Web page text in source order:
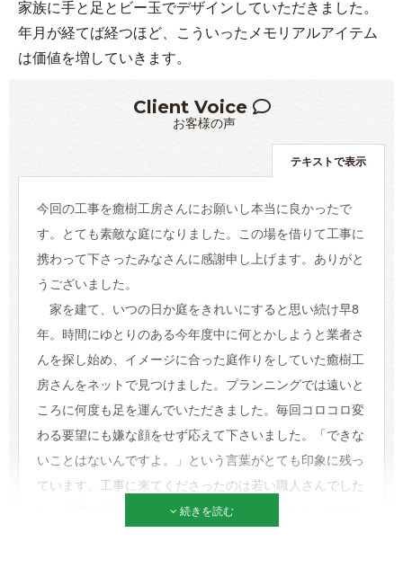
家族に手と足とビー玉でデザインしていただきました。
年月が経てば経つほど、こういったメモリアルアイテム
は価値を増していきます。
Client Voice
お客様の声
テキストで表示
今回の工事を癒樹工房さんにお願いし本当に良かったで
す。とても素敵な庭になりました。この場を借りて工事に
携わって下さったみなさんに感謝申し上げます。ありがと
うございました。
家を建て、いつの日か庭をきれいにすると思い続け早8
年。時間にゆとりのある今年度中に何とかしようと業者さ
んを探し始め、イメージに合った庭作りをしていた癒樹工
房さんをネットで見つけました。プランニングでは遠いと
ころに何度も足を運んでいただきました。毎回コロコロ変
わる要望にも嫌な顔をせず応えて下さいました。「できな
いことはないんですよ。」という言葉がとても印象に残っ
ています。工事に来てくださったのは若い職人さんでした
が、仕事は大変丁寧でした。プラン通りではなく、できあ
続きを読む